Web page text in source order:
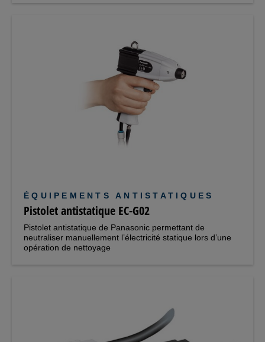
ÉQUIPEMENTS ANTISTATIQUES
Pistolet antistatique EC-G02
Pistolet antistatique de Panasonic permettant de
neutraliser manuellement l’électricité statique lors d’une
opération de nettoyage